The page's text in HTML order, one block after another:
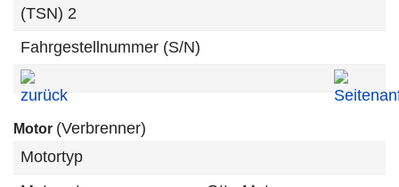
(TSN) 2
Fahrgestellnummer (S/N)
Motor (Verbrenner)
Motortyp